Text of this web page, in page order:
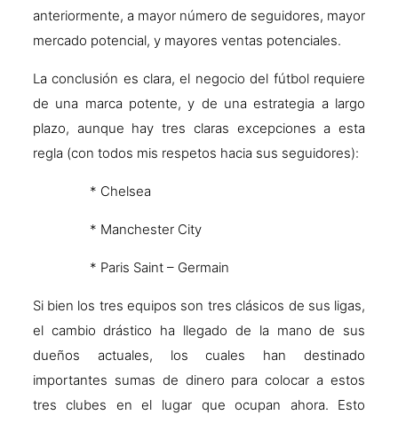
anteriormente, a mayor número de seguidores, mayor
mercado potencial, y mayores ventas potenciales.
La conclusión es clara, el negocio del fútbol requiere
de una marca potente, y de una estrategia a largo
plazo, aunque hay tres claras excepciones a esta
regla (con todos mis respetos hacia sus seguidores):
* Chelsea
* Manchester City
* Paris Saint – Germain
Si bien los tres equipos son tres clásicos de sus ligas,
el cambio drástico ha llegado de la mano de sus
dueños actuales, los cuales han destinado
importantes sumas de dinero para colocar a estos
tres clubes en el lugar que ocupan ahora. Esto